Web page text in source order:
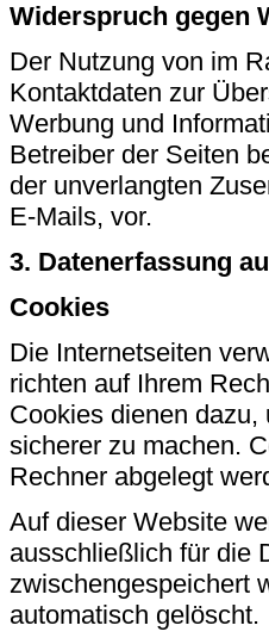
Widerspruch gegen
Der Nutzung von im
Kontaktdaten zur
Werbung und
Betreiber der Seiten
der unverlangten
E-Mails, vor.
3. Datenerfassung
Cookies
Die Internetseiten
richten auf Ihrem
Cookies dienen dazu,
sicherer zu machen.
Rechner abgelegt
Auf dieser Website
ausschließlich für die
zwischengespeichert
automatisch gelöscht.